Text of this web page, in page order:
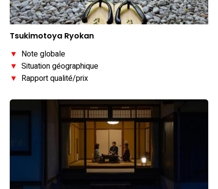
Tsukimotoya Ryokan
▼ Note globale
▼ Situation géographique
▼ Rapport qualité/prix